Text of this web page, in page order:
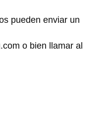
pueden enviar un
o bien llamar al